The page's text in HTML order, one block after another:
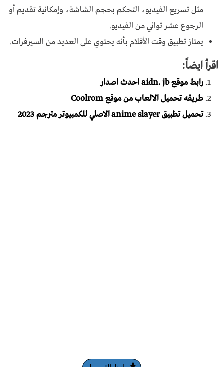
مثل تسريع الفيديو، التحكم بحجم الشاشة، وإمكانية تقديم أو
الرجوع عشر ثواني من الفيديو.
يمتاز تطبيق وقت الأفلام بأنه يحتوي على العديد من السيرفرات.
اقرأ ايضاً:
رابط موقع aidn. jb احدث اصدار
طريقه تحميل الالعاب من موقع Coolrom
تحميل تطبيق anime slayer الاصلي للكمبيوتر مترجم 2023